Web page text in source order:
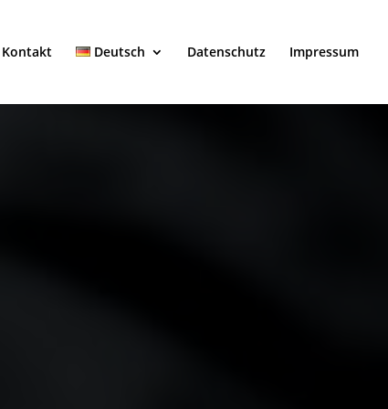
Kontakt Deutsch Datenschutz Impressum